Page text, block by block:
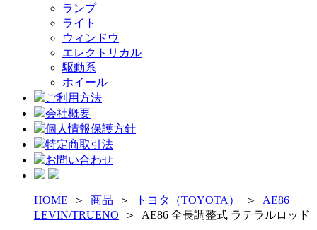
ランプ
ライト
ウィンドウ
エレクトリカル
駆動系
ホイール
ご利用方法
会社概要
個人情報保護方針
特定商取引法
お問い合わせ
HOME ＞ 商品 ＞ トヨタ（TOYOTA） ＞ AE86
LEVIN/TRUENO ＞ AE86 全長調整式 ラテラルロッド